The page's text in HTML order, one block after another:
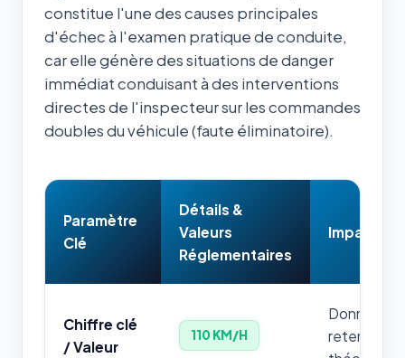
constitue l'une des causes principales
d'échec à l'examen pratique de conduite,
car elle génère des situations de danger
immédiat conduisant à des interventions
directes de l'inspecteur sur les commandes
doubles du véhicule (faute éliminatoire).
Paramètre
Clé
Détails &
Valeurs
Réglementaires
Impact &
Chiffre clé
/ Valeur
110 KM/H
Donnée
retenir par